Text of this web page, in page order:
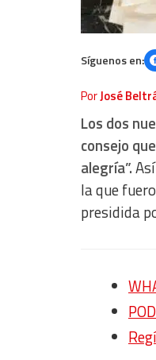
Síguenos en:
PorJosé
Los dos
consejo
alegría”.
la que
presidida